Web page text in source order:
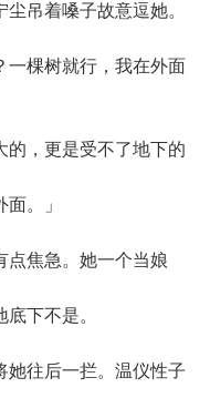
吊着嗓子故意逗她。
棵树就行，我在外面
，更是受不了地下的
。」
焦急。她一个当娘
下不是。
往后一拦。温仪性子